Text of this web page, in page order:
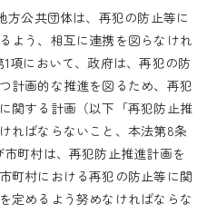
方公共団体は、再犯の防止等に
よう、相互に連携を図らなけれ
項において、政府は、再犯の防
計画的な推進を図るため、再犯
関する計画（以下「再犯防止推
ればならないこと、本法第8条
町村は、再犯防止推進計画を
町村における再犯の防止等に関
定めるよう努めなければならな